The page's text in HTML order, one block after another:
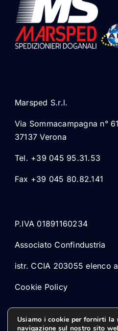
Marsped S.r.l.
Via Sommacampagna n°
37137 Verona
Tel. +39 045 95.31.53
Fax +39 045 80.82.141
P.IVA 01891160234
Associato Confindustria
istr. CCIA 203055 elenco
Cookie Policy
Usiamo i cookie per fornirti la
navigazione sul nostro sito